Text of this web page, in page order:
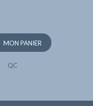
MON PANIER
QC